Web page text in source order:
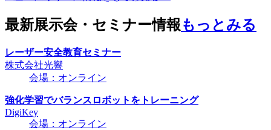
最新展示会・セミナー情報もっとみる
レーザー安全教育セミナー
株式会社光響
会場：オンライン
強化学習でバランスロボットをトレーニング
DigiKey
会場：オンライン